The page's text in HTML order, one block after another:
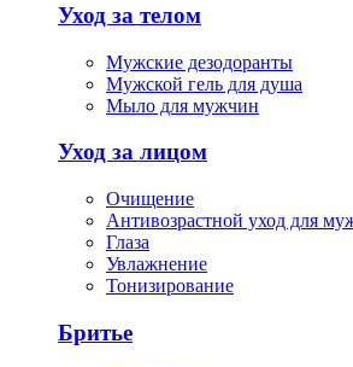
Уход за телом
Мужские дезодоранты
Мужской гель для душа
Мыло для мужчин
Уход за лицом
Очищение
Антивозрастной уход для
Глаза
Увлажнение
Тонизирование
Бритье